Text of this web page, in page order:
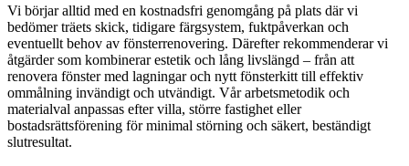
Vi börjar alltid med en kostnadsfri genomgång på plats där vi
bedömer träets skick, tidigare färgsystem, fuktpåverkan och
eventuellt behov av fönsterrenovering. Därefter rekommenderar vi
åtgärder som kombinerar estetik och lång livslängd – från att
renovera fönster med lagningar och nytt fönsterkitt till effektiv
ommålning invändigt och utvändigt. Vår arbetsmetodik och
materialval anpassas efter villa, större fastighet eller
bostadsrättsförening för minimal störning och säkert, beständigt
slutresultat.